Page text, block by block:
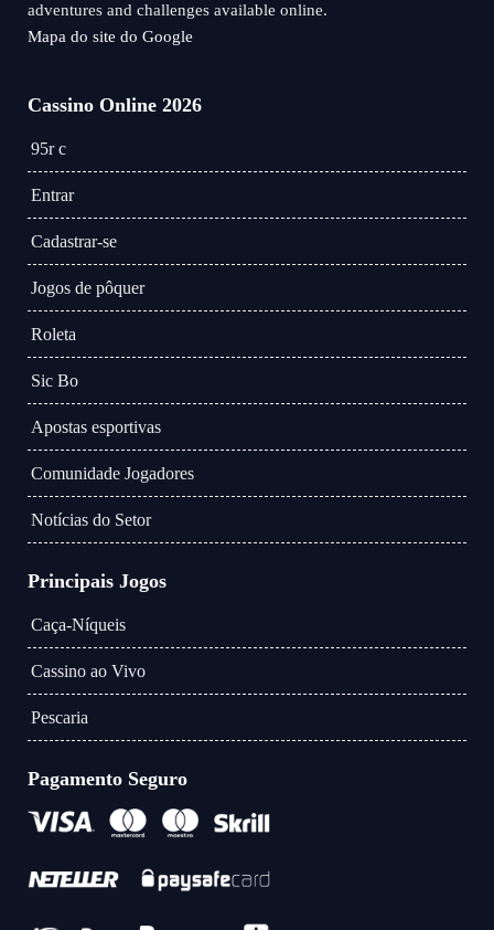
adventures and challenges available online.
Mapa do site do Google
Cassino Online 2026
95r c
Entrar
Cadastrar-se
Jogos de pôquer
Roleta
Sic Bo
Apostas esportivas
Comunidade Jogadores
Notícias do Setor
Principais Jogos
Caça-Níqueis
Cassino ao Vivo
Pescaria
Pagamento Seguro